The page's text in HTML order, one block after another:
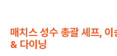
매치스 성수 총괄 셰프,
& 다이닝